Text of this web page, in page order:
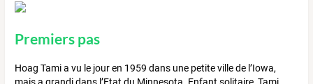
Premiers pas
Hoag Tami a vu le jour en 1959 dans une petite ville de l’Iowa,